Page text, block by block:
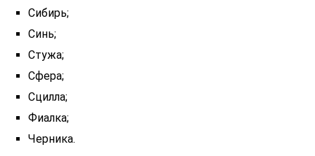
Сибирь;
Синь;
Стужа;
Сфера;
Сцилла;
Фиалка;
Черника.